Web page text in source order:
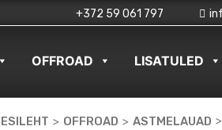
+372 59 061 797
OFFROAD LISATULED
ESILEHT > OFFROAD >ASTMELAUAD